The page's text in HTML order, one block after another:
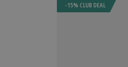
-15% CLUB DEAL